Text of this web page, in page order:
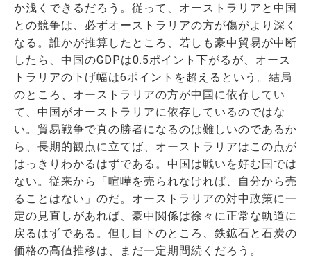
か浅くできるだろう。従って、オーストラリアと中国
との競争は、必ずオーストラリアの方が傷がより深く
なる。誰かが推算したところ、若しも豪中貿易が中断
したら、中国のGDPは0.5ポイント下がるが、オース
トラリアの下げ幅は6ポイントを超えるという。結局
のところ、オーストラリアの方が中国に依存してい
て、中国がオーストラリアに依存しているのではな
い。貿易戦争で真の勝者になるのは難しいのであるか
ら、長期的観点に立てば、オーストラリアはこの点が
はっきりわかるはずである。中国は戦いを好む国では
ない。従来から「喧嘩を売られなければ、自分から売
ることはない」のだ。オーストラリアの対中政策に一
定の見直しがあれば、豪中関係は徐々に正常な軌道に
戻るはずである。但し目下のところ、鉄鉱石と石炭の
価格の高値推移は、まだ一定期間続くだろう。